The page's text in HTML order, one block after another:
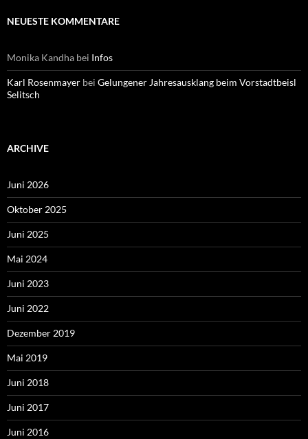
NEUESTE KOMMENTARE
Monika Kandha bei Infos
Karl Rosenmayer bei Gelungener Jahresausklang beim Vorstadtbeisl
Selitsch
ARCHIVE
Juni 2026
Oktober 2025
Juni 2025
Mai 2024
Juni 2023
Juni 2022
Dezember 2019
Mai 2019
Juni 2018
Juni 2017
Juni 2016